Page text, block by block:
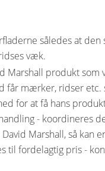
således at den
væk.
Marshall produkt som
får mærker, ridser etc.
for at få hans
- koordineres
Marshall, så kan
til fordelagtig pris -